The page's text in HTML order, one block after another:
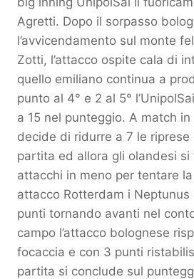
Agretti. Dopo il sorpasso
l’avvicendamento sul monte
Zotti, l’attacco ospite cala di
quello emiliano continua a
punto al 4° e 2 al 5°
a 15 nel punteggio. A match in
decide di ridurre a 7 le riprese
partita ed allora gli olandesi si
attacchi in meno per tentare
attacco Rotterdam i Neptunus
punti tornando avanti nel
campo l’attacco bolognese
focaccia e con 3 punti
partita si conclude sul